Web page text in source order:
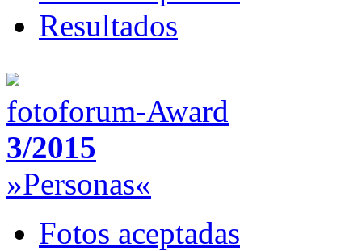
Resultados
fotoforum-Award
3/2015
»Personas«
Fotos aceptadas